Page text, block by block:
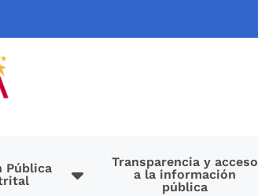
Pública
Transparencia y acceso
a la información
pública